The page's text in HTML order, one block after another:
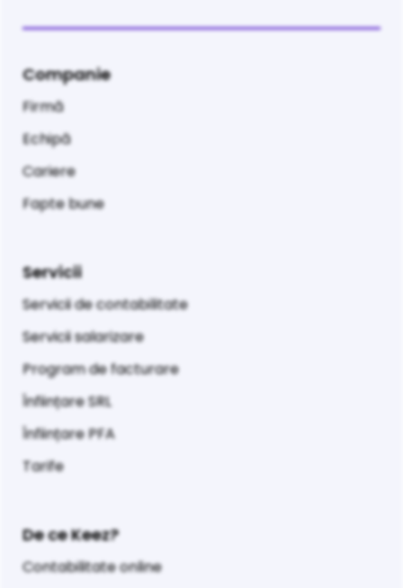
Companie
Firmă
Echipă
Cariere
Fapte bune
Servicii
Servicii de contabilitate
Servicii salarizare
Program de facturare
Înființare SRL
Înființare PFA
Tarife
De ce Keez?
Contabilitate online